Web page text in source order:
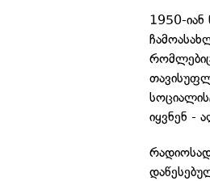
1950-იან
რომლებიც
იყვნენ -